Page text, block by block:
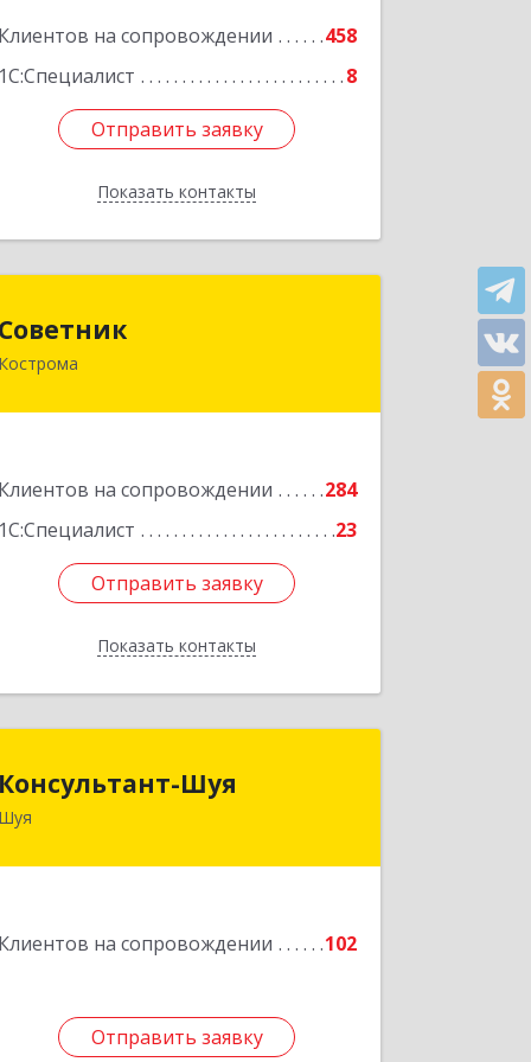
Клиентов на сопровождении
458
1С:Специалист
8
Отправить заявку
Показать контакты
Отправить заявку
Назад
Советник
Кострома
Клиентов на сопровождении
284
1С:Специалист
23
Отправить заявку
Показать контакты
156000, Костромская обл, Кострома г,
Отправить заявку
Назад
Консультант-Шуя
Шуя
Клиентов на сопровождении 102
Отправить заявку
Отправить заявку